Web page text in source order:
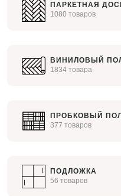
ПАРКЕТНАЯ
1080 товаров
ВИНИЛОВЫЙ
1834 товара
ПРОБКОВЫЙ ПОЛ
377 товаров
ПОДЛОЖКА
56 товаров